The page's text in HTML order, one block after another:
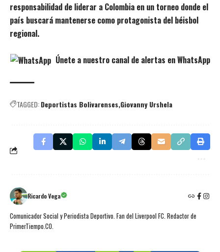
responsabilidad de liderar a Colombia en un torneo donde el
país buscará mantenerse como protagonista del béisbol
regional.
Únete a nuestro canal de alertas en WhatsApp
TAGGED:Deportistas Bolivarenses Giovanny Urshela
Ricardo Vega
Comunicador Social y Periodista Deportivo. Fan del Liverpool FC. Redactor de
PrimerTiempo.CO.